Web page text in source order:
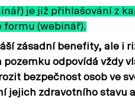
je již přihlašování z
formu (webinář).
zásadní benefity, ale i
odpovídá vždy
bezpečnost osob ve
jejich zdravotního stavu